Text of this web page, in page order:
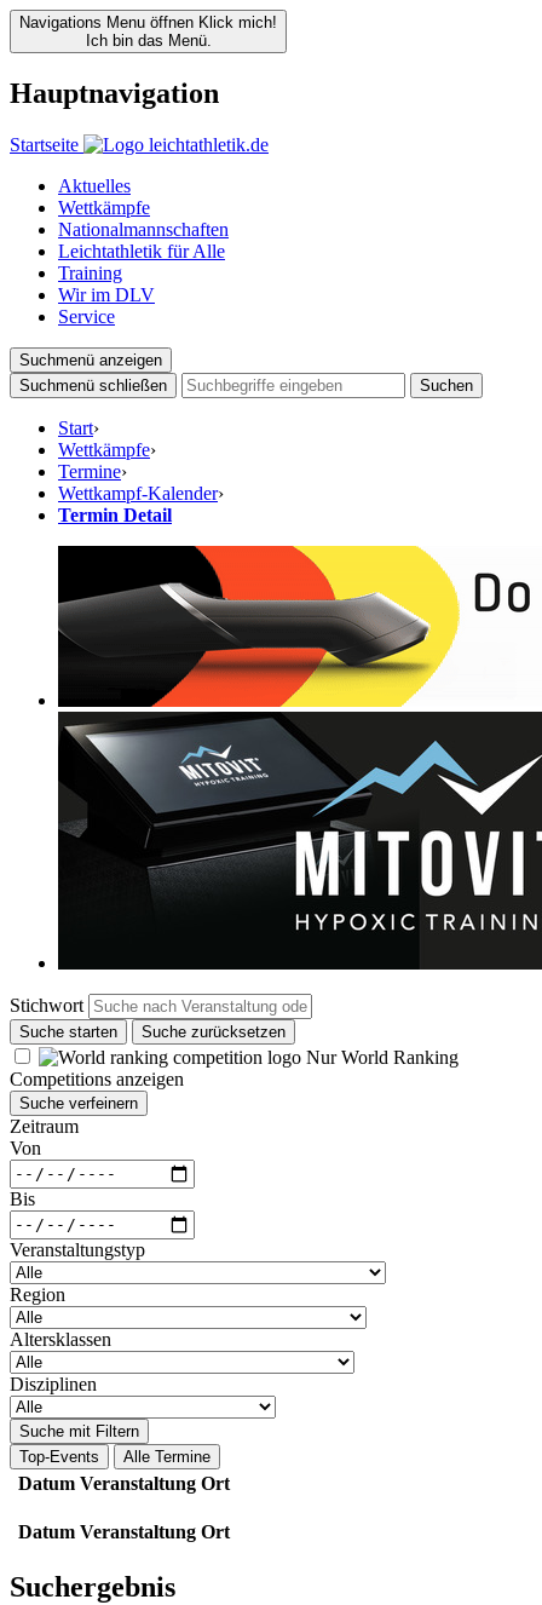
Navigations Menu öffnen Klick mich!
Ich bin das Menü.
Hauptnavigation
Startseite
Aktuelles
Wettkämpfe
Nationalmannschaften
Leichtathletik für Alle
Training
Wir im DLV
Service
Suchmenü anzeigen
Suchmenü schließen
Suchen
Start›
Wettkämpfe›
Termine›
Wettkampf-Kalender›
Termin Detail
Stichwort
Suche starten Suche zurücksetzen
Nur World Ranking
Competitions anzeigen
Suche verfeinern
Zeitraum
Von
Bis
Veranstaltungstyp
Region
Altersklassen
Disziplinen
Suche mit Filtern
Top-Events
Alle Termine
Datum Veranstaltung Ort
Datum Veranstaltung Ort
Suchergebnis